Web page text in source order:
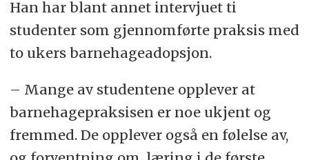
Han har blant annet intervjuet ti
studenter som gjennomførte praksis med
to ukers barnehageadopsjon.
– Mange av studentene opplever at
barnehagepraksisen er noe ukjent og
fremmed. De opplever også en følelse av,